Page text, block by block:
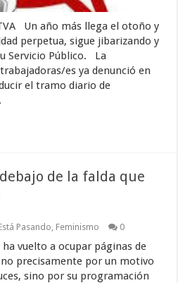
Un año más llega el otoño y
perpetua, sigue jibarizando y
Servicio Público. La
es ya denunció en
el tramo diario de
de la falda que
Pasando Feminismo 0
ha vuelto a ocupar páginas de
precisamente por un motivo
sino por su programación